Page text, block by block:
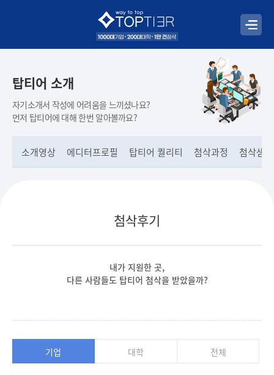
탑티어 소개
자기소개서 작성에 어려움을 느끼셨나요?
먼저 탑티어에 대해 한번 알아볼까요?
소개영상 에디터프로필 탑티어 퀄리티 첨삭과정 첨삭샘플
첨삭후기
내가 지원한 곳,
다른 사람들도 탑티어 첨삭을 받았을까?
기업 대학 전체